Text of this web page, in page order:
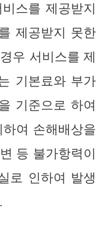
스를 제공받지
제공받지 못한
우 서비스를 제
기본료와 부가
기준으로 하여
여 손해배상을
등 불가항력이
로 인하여 발생